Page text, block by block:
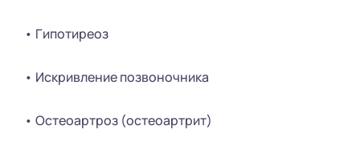
• Гипотиреоз
• Искривление позвоночника
• Остеоартроз (остеоартрит)